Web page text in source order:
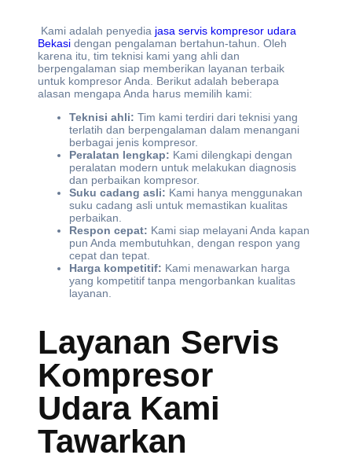
Kami adalah penyedia jasa servis kompresor udara
Bekasi dengan pengalaman bertahun-tahun. Oleh
karena itu, tim teknisi kami yang ahli dan
berpengalaman siap memberikan layanan terbaik
untuk kompresor Anda. Berikut adalah beberapa
alasan mengapa Anda harus memilih kami:
Teknisi ahli: Tim kami terdiri dari teknisi yang
terlatih dan berpengalaman dalam menangani
berbagai jenis kompresor.
Peralatan lengkap: Kami dilengkapi dengan
peralatan modern untuk melakukan diagnosis
dan perbaikan kompresor.
Suku cadang asli: Kami hanya menggunakan
suku cadang asli untuk memastikan kualitas
perbaikan.
Respon cepat: Kami siap melayani Anda kapan
pun Anda membutuhkan, dengan respon yang
cepat dan tepat.
Harga kompetitif: Kami menawarkan harga
yang kompetitif tanpa mengorbankan kualitas
layanan.
Layanan Servis
Kompresor
Udara Kami
Tawarkan